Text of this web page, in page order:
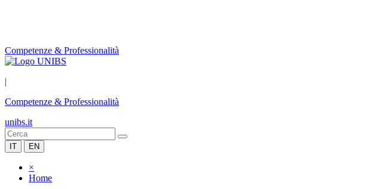
Competenze & Professionalità
|
Competenze & Professionalità
unibs.it
IT EN
×
Home